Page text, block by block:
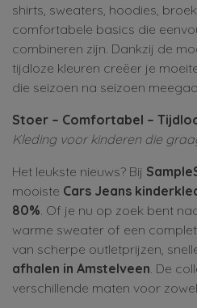
shirts, sweaters, hoodies,
comfortabele basics die
combineren zijn. Dankzij de
tijdloze kleuren creëer je
die seizoen na seizoen
Stoer – Comfortabel –
Kleding voor kinderen die
Het leukste nieuws? Bij
mooiste Cars Jeans
80% . Of je nu op zoek bent
warme sweater of een
van scherpe outletprijzen,
afhalen in Amstelveen . De
verschillende maten voor